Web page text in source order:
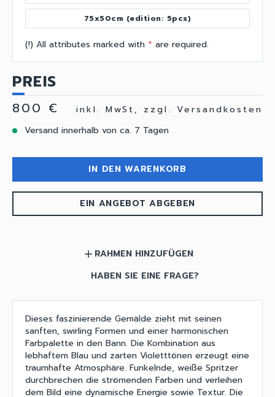
75x50cm (edition: 5pcs)
(!) All attributes marked with * are required.
PREIS
800 €
inkl. MwSt, zzgl. Versandkosten
Versand innerhalb von ca. 7 Tagen
IN DEN WARENKORB
EIN ANGEBOT ABGEBEN
add RAHMEN HINZUFÜGEN
HABEN SIE EINE FRAGE?
Dieses faszinierende Gemälde zieht mit seinen
sanften, swirling Formen und einer harmonischen
Farbpalette in den Bann. Die Kombination aus
lebhaftem Blau und zarten Violetttönen erzeugt eine
traumhafte Atmosphäre. Funkelnde, weiße Spritzer
durchbrechen die strömenden Farben und verleihen
dem Bild eine dynamische Energie sowie Textur. Die